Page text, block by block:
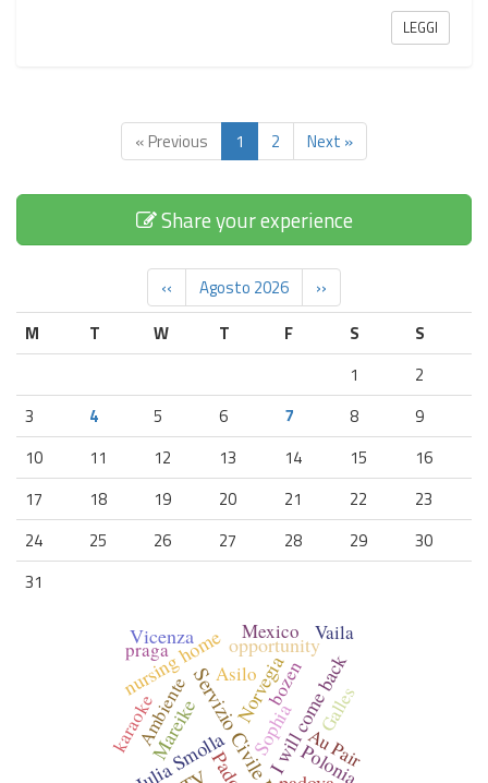
LEGGI
« Previous 1 2 Next »
Share your experience
‹‹ Agosto 2026
››
M
T W T F S
S
1
2
3
4 5 6 7 8
9
10
11 12 13 14 15
16
17
18 19 20 21 22
23
24
25 26 27 28 29
30
31
I will come back
Julia Smolla
Mareike
Norvegia
nursing homeopportunity
Polonia
Sophia
Vicenza
Ambiente Asilo
Au Pair
bozen Galles
karaoke
Mexico
praga
Vaila